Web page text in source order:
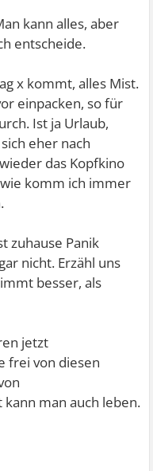
kann alles, aber
entscheide.
x kommt, alles Mist.
einpacken, so für
Ist ja Urlaub,
eher nach
das Kopfkino
komm ich immer
zuhause Panik
nicht. Erzähl uns
besser, als
jetzt
frei von diesen
man auch leben.